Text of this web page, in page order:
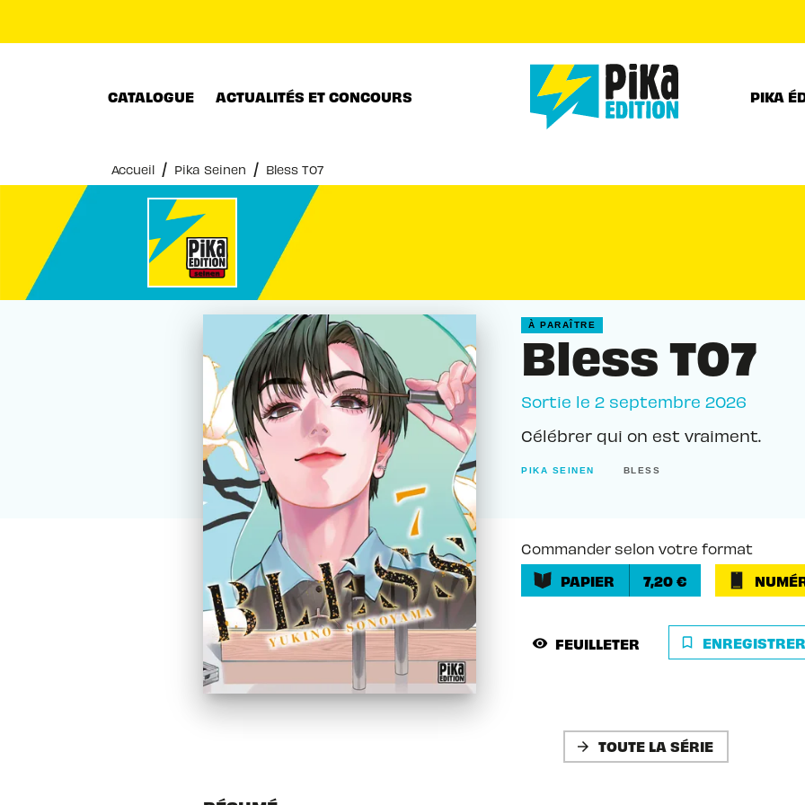
CATALOGUE ACTUALITÉS ET CONCOURS PIKA
Accueil / Pika Seinen / Bless T07
À PARAÎTRE
Bless T07
Sortie le 2 septembre 2026
Célébrer qui on est vraiment.
PIKA SEINEN BLESS
Commander selon votre format
PAPIER
7,20 €
visibility FEUILLETER bookmark_border ENREGISTRER
arrow_forward TOUTE LA SÉRIE